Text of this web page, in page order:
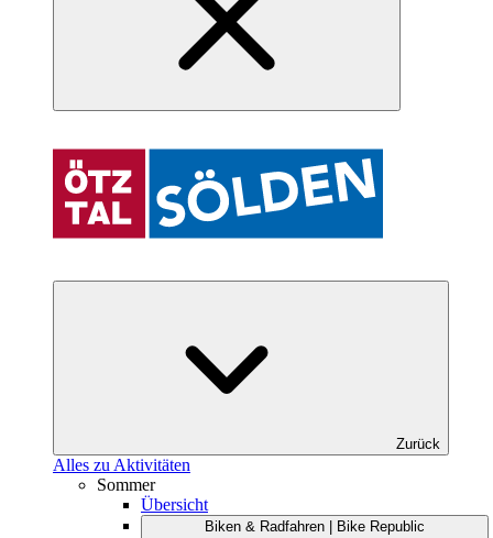
Zurück
Alles zu Aktivitäten
Sommer
Übersicht
Biken & Radfahren | Bike Republic